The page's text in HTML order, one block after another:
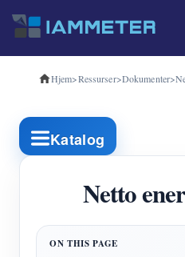
Produkter
Enfase Wi-Fi
Trefase Wi-Fi
Trefase Wi-Fi
Trefase Wi-Fi
WiFi Power Controller
Hjem>Ressurser>Dokumenter>
Katalog
Netto